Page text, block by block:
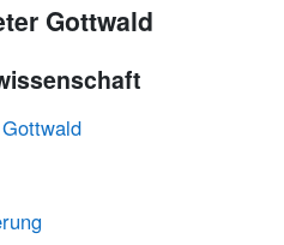
Gottwald